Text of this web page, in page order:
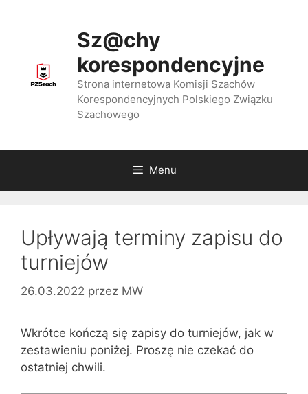
Sz@chy
korespondencyjne
Strona internetowa Komisji Szachów
Korespondencyjnych Polskiego Związku
Szachowego
Menu
Upływają terminy zapisu do
turniejów
26.03.2022 przez MW
Wkrótce kończą się zapisy do turniejów, jak w
zestawieniu poniżej. Proszę nie czekać do
ostatniej chwili.